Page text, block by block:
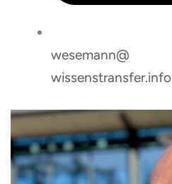
wesemann@
wissenstransfer.info